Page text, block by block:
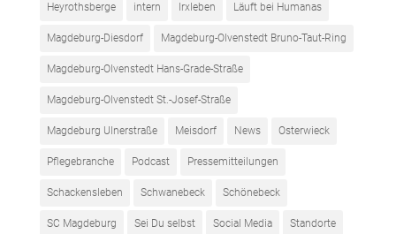
Heyrothsberge intern Irxleben Läuft bei Humanas
Magdeburg-Diesdorf Magdeburg-Olvenstedt Bruno-Taut-Ring
Magdeburg-Olvenstedt Hans-Grade-Straße
Magdeburg-Olvenstedt St.-Josef-Straße
Magdeburg Ulnerstraße Meisdorf News Osterwieck
Pflegebranche Podcast Pressemitteilungen
Schackensleben Schwanebeck Schönebeck
SC Magdeburg Sei Du selbst Social Media Standorte